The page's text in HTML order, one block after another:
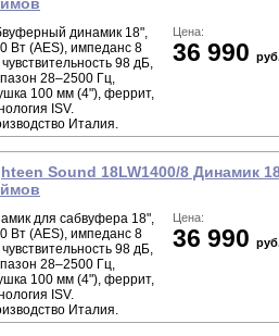
динамик 18",
Вт (AES), импеданс 8
98 дБ,
28–2500 Гц,
100 мм (4"), феррит,
ISV.
Италия.
Цена:
36 990
Sound 18LW1400/8 Динамик
для сабвуфера 18",
Вт (AES), импеданс 8
98 дБ,
28–2500 Гц,
100 мм (4"), феррит,
ISV.
Италия.
Цена:
36 990